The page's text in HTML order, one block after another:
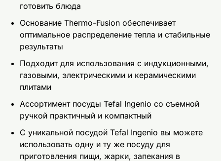
готовить блюда
Основание Thermo-Fusion обеспечивает
оптимальное распределение тепла и стабильные
результаты
Подходит для использования с индукционными,
газовыми, электрическими и керамическими
плитами
Ассортимент посуды Tefal Ingenio со съемной
ручкой практичный и компактный
С уникальной посудой Tefal Ingenio вы можете
использовать одну и ту же посуду для
приготовления пищи, жарки, запекания в